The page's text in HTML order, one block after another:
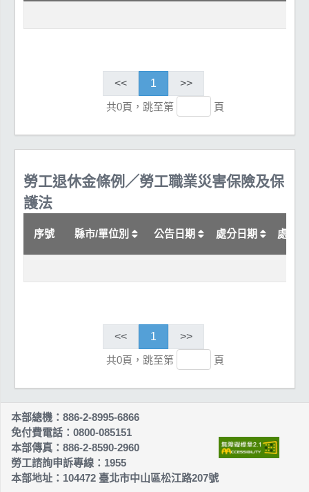
<< 1
>>
共0頁，跳至第
頁
勞工退休金條例／勞工職業災害保險及保
護法
序號 縣市/單位別 公告日期 處分日期 處分
<< 1
>>
共0頁，跳至第
頁
本部總機：886-2-8995-6866
免付費電話：0800-085151
本部傳真：886-2-8590-2960
勞工諮詢申訴專線：1955
本部地址：104472 臺北市中山區松江路207號